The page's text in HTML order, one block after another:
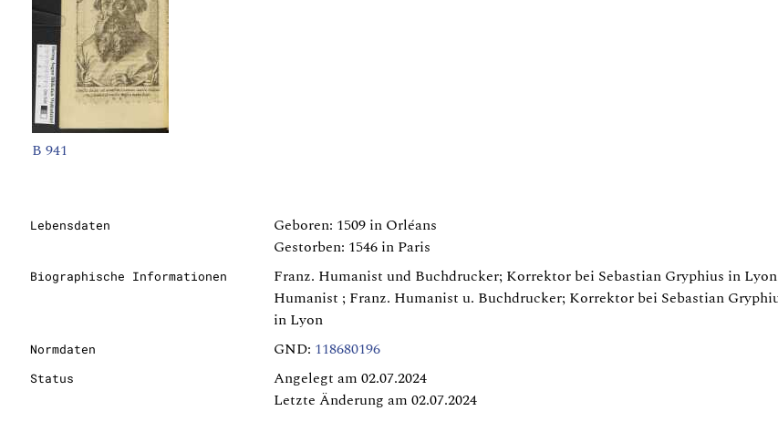
B 941
Lebensdaten
Geboren: 1509 in Orléans
Gestorben: 1546 in Paris
Biographische Informationen
Franz. Humanist und Buchdrucker; Korrektor bei Sebastian Gryphius in
Humanist ; Franz. Humanist u. Buchdrucker; Korrektor bei Sebastian
in Lyon
Normdaten GND: 118680196
Status
Angelegt am 02.07.2024
Letzte Änderung am 02.07.2024